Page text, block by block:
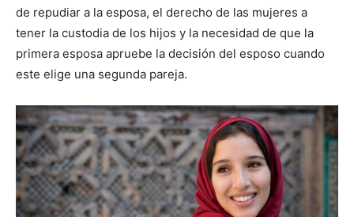
de repudiar a la esposa, el derecho de las mujeres a
tener la custodia de los hijos y la necesidad de que la
primera esposa apruebe la decisión del esposo cuando
este elige una segunda pareja.